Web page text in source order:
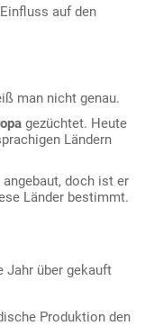
auf den
man nicht genau.
gezüchtet. Heute
Ländern
angebaut, doch ist er
Länder bestimmt.
Jahr über gekauft
Produktion den